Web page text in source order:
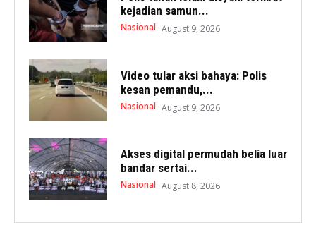
kejadian samun...
Nasional August 9, 2026
Video tular aksi bahaya: Polis
kesan pemandu,...
Nasional August 9, 2026
Akses digital permudah belia luar
bandar sertai...
Nasional August 8, 2026